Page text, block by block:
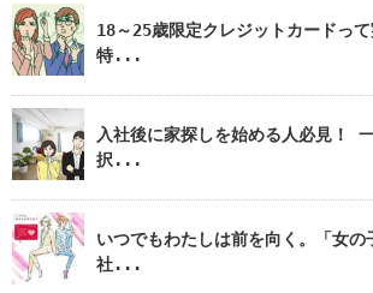
18～25歳限定クレジットカードっ
特...
入社後に家探しを始める人必見！
択...
いつでもわたしは前を向く。「女
社...